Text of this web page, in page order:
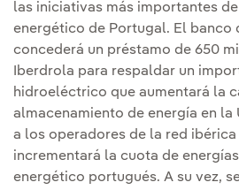
las iniciativas más importantes
energético de Portugal. El banco
concederá un préstamo de 650
Iberdrola para respaldar un
hidroeléctrico que aumentará la
almacenamiento de energía en la
a los operadores de la red ibérica
incrementará la cuota de
energético portugués. A su vez,